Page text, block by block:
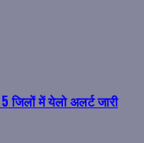
में येलो अलर्ट जारी